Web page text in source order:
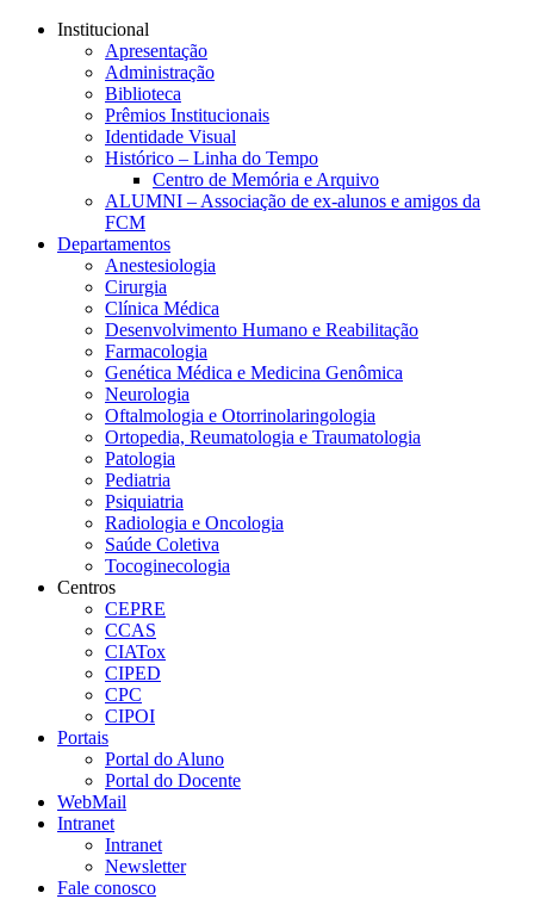
Conteúdo principal
Institucional
Apresentação
Administração
Biblioteca
Prêmios Institucionais
Identidade Visual
Histórico – Linha do Tempo
Centro de Memória e Arquivo
ALUMNI – Associação de ex-alunos e amigos da
FCM
Departamentos
Anestesiologia
Cirurgia
Clínica Médica
Desenvolvimento Humano e Reabilitação
Farmacologia
Genética Médica e Medicina Genômica
Neurologia
Oftalmologia e Otorrinolaringologia
Ortopedia, Reumatologia e Traumatologia
Patologia
Pediatria
Psiquiatria
Radiologia e Oncologia
Saúde Coletiva
Tocoginecologia
Centros
CEPRE
CCAS
CIATox
CIPED
CPC
CIPOI
Portais
Portal do Aluno
Portal do Docente
WebMail
Intranet
Intranet
Newsletter
Fale conosco